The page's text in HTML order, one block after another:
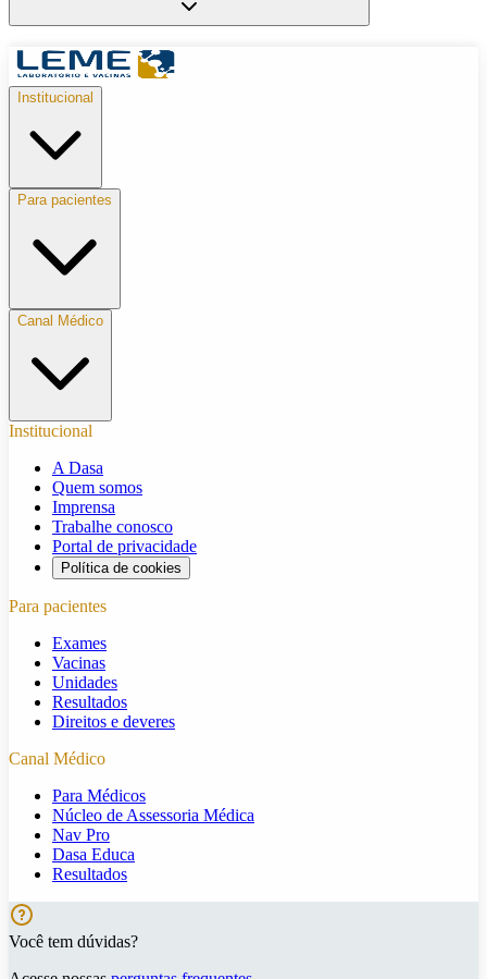
Institucional
Para pacientes
Canal Médico
Institucional
A Dasa
Quem somos
Imprensa
Trabalhe conosco
Portal de privacidade
Política de cookies
Para pacientes
Exames
Vacinas
Unidades
Resultados
Direitos e deveres
Canal Médico
Para Médicos
Núcleo de Assessoria Médica
Nav Pro
Dasa Educa
Resultados
Você tem dúvidas?